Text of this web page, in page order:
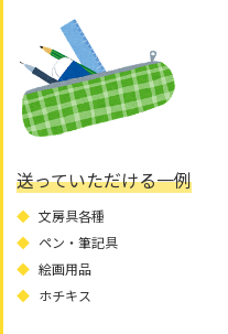
送っていただける一例
文房具各種
ペン・筆記具
絵画用品
ホチキス